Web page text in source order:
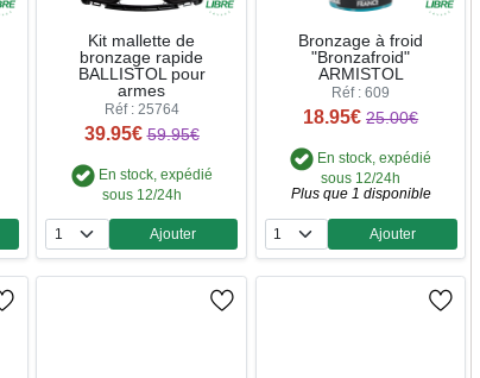
Kit mallette de
bronzage rapide
BALLISTOL pour
armes
Réf : 25764
39.95€ 59.95€
En stock, expédié
sous 12/24h
Quantité
Ajouter
Bronzage à froid
"Bronzafroid"
ARMISTOL
Réf : 609
18.95€ 25.00€
En stock, expédié
sous 12/24h
Plus que 1 disponible
Quantité
Ajouter